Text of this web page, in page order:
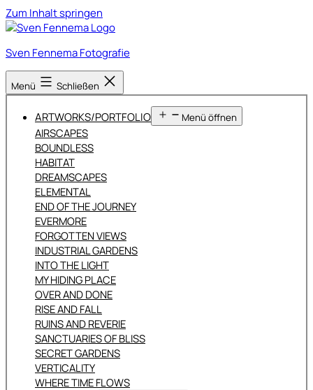
Zum Inhalt springen
Sven Fennema Fotografie
Menü Schließen
ARTWORKS/PORTFOLIO Menü öffnen
AIRSCAPES
BOUNDLESS
HABITAT
DREAMSCAPES
ELEMENTAL
END OF THE JOURNEY
EVERMORE
FORGOTTEN VIEWS
INDUSTRIAL GARDENS
INTO THE LIGHT
MY HIDING PLACE
OVER AND DONE
RISE AND FALL
RUINS AND REVERIE
SANCTUARIES OF BLISS
SECRET GARDENS
VERTICALITY
WHERE TIME FLOWS